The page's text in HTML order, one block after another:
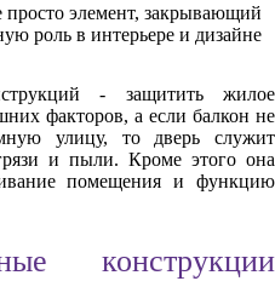
просто элемент, закрывающий
роль в интерьере и дизайне
- защитить жилое
факторов, а если балкон не
улицу, то дверь служит
и пыли. Кроме этого она
помещения и функцию
конструкции